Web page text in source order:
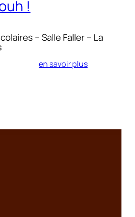
!
– Salle Faller – La
en savoir plus